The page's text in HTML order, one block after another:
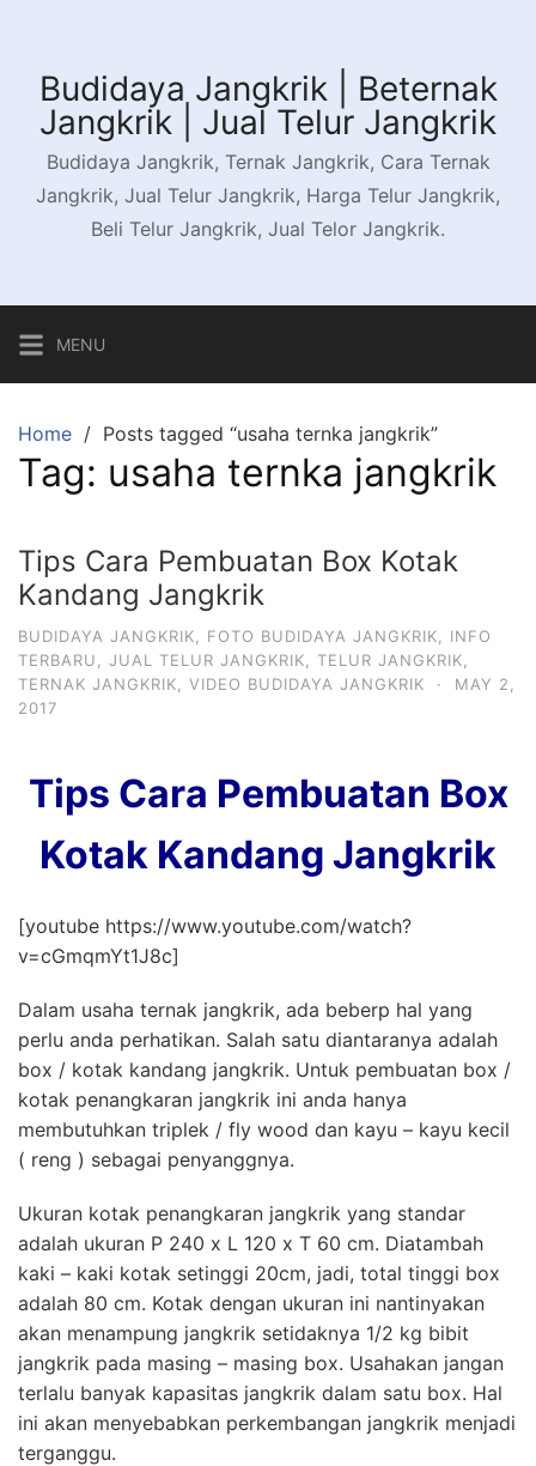
contentBudidaya Jangkrik | Beternak
Jangkrik | Jual Telur Jangkrik
Budidaya Jangkrik, Ternak Jangkrik, Cara Ternak
Jangkrik, Jual Telur Jangkrik, Harga Telur Jangkrik,
Beli Telur Jangkrik, Jual Telor Jangkrik.
MENU
Home Posts tagged “usaha ternka jangkrik”
Tag: usaha ternka jangkrik
Tips Cara Pembuatan Box Kotak
Kandang Jangkrik
BUDIDAYA JANGKRIK FOTO BUDIDAYA JANGKRIK
INFO
TERBARU
JUAL TELUR JANGKRIK TELUR JANGKRIK
TERNAK JANGKRIK
VIDEO BUDIDAYA JANGKRIK ·
MAY 2,
2017
Tips Cara Pembuatan Box
Kotak Kandang Jangkrik
[youtube https://www.youtube.com/watch?
v=cGmqmYt1J8c]
Dalam usaha ternak jangkrik, ada beberp hal yang
perlu anda perhatikan. Salah satu diantaranya adalah
box / kotak kandang jangkrik. Untuk pembuatan box /
kotak penangkaran jangkrik ini anda hanya
membutuhkan triplek / fly wood dan kayu – kayu kecil
( reng ) sebagai penyanggnya.
Ukuran kotak penangkaran jangkrik yang standar
adalah ukuran P 240 x L 120 x T 60 cm. Diatambah
kaki – kaki kotak setinggi 20cm, jadi, total tinggi box
adalah 80 cm. Kotak dengan ukuran ini nantinyakan
akan menampung jangkrik setidaknya 1/2 kg bibit
jangkrik pada masing – masing box. Usahakan jangan
terlalu banyak kapasitas jangkrik dalam satu box. Hal
ini akan menyebabkan perkembangan jangkrik menjadi
terganggu.